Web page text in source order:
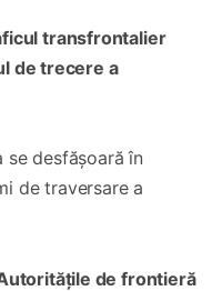
transfrontalier
de trecere a
desfășoară în
de traversare a
de frontieră